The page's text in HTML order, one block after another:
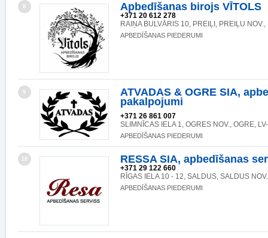
8 Apbedīšanas birojs VĪTOLS
+371 20 612 278
RAIŅA BULVĀRIS 10, PREIĻI, PREIĻU NOV.,
APBEDĪŠANAS PIEDERUMI
9
ATVADAS & OGRE SIA,
pakalpojumi
+371 26 861 007
SLIMNĪCAS IELA 1, OGRES NOV., OGRE,
APBEDĪŠANAS PIEDERUMI
10 RESSA SIA, apbedīšanas
+371 29 122 660
RĪGAS IELA 10 - 12, SALDUS, SALDUS
APBEDĪŠANAS PIEDERUMI